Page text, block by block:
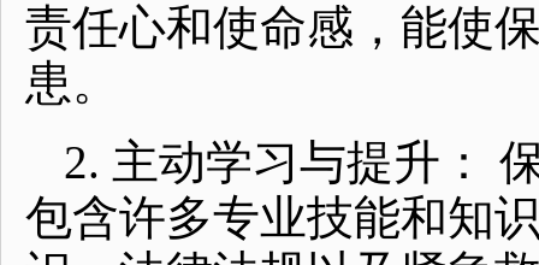
责任心和使命感，能使
患。
2. 主动学习与提升：
包含许多专业技能和知